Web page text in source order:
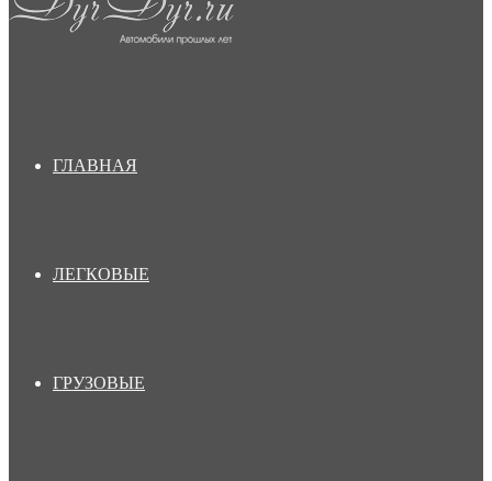
ГЛАВНАЯ
ЛЕГКОВЫЕ
ГРУЗОВЫЕ